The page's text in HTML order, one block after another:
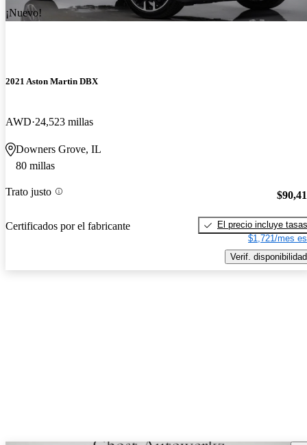
¡Nuevo!
2021 Aston Martin DBX
AWD 24,523 millas
Downers Grove, IL
80 millas
Trato justo
Certificados por el fabricante
El precio incluye tasas
$1,721/mes
Verif. disponibilidad